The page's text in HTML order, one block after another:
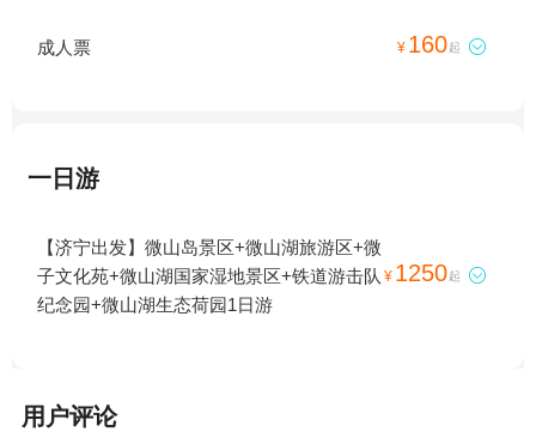
成人票 ¥ 160起 
一日游
【济宁出发】微山岛景区+微山湖旅游区+微
子文化苑+微山湖国家湿地景区+铁道游击队
纪念园+微山湖生态荷园1日游
¥ 1250起 
用户评论